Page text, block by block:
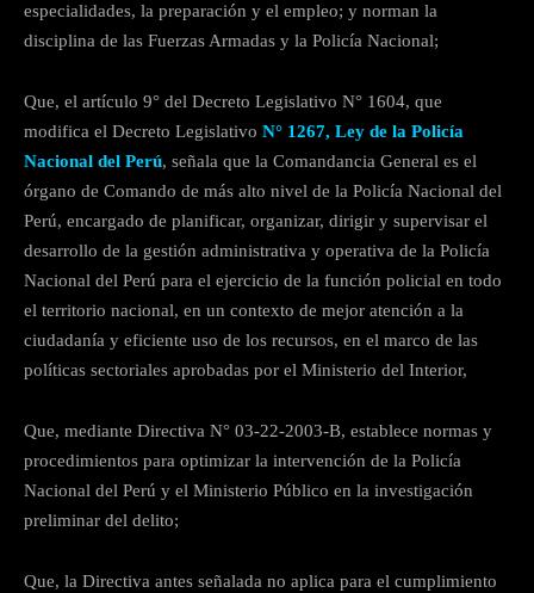
especialidades, la preparación y el empleo; y norman la
disciplina de las Fuerzas Armadas y la Policía Nacional;
Que, el artículo 9° del Decreto Legislativo N° 1604, que
modifica el Decreto Legislativo N° 1267, Ley de la Policía
Nacional del Perú, señala que la Comandancia General es el
órgano de Comando de más alto nivel de la Policía Nacional del
Perú, encargado de planificar, organizar, dirigir y supervisar el
desarrollo de la gestión administrativa y operativa de la Policía
Nacional del Perú para el ejercicio de la función policial en todo
el territorio nacional, en un contexto de mejor atención a la
ciudadanía y eficiente uso de los recursos, en el marco de las
políticas sectoriales aprobadas por el Ministerio del Interior,
Que, mediante Directiva N° 03-22-2003-B, establece normas y
procedimientos para optimizar la intervención de la Policía
Nacional del Perú y el Ministerio Público en la investigación
preliminar del delito;
Que, la Directiva antes señalada no aplica para el cumplimiento